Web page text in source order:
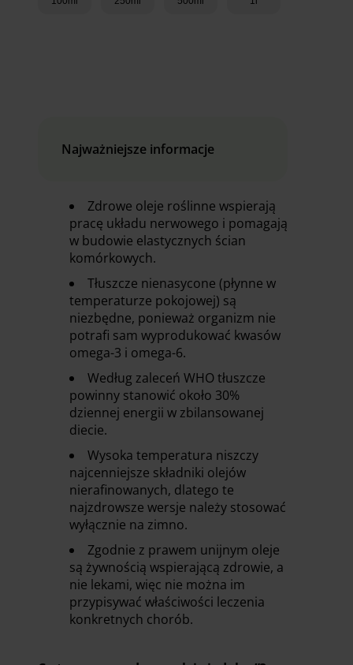
Najważniejsze informacje
Zdrowe oleje roślinne wspierają
pracę układu nerwowego i pomagają
w budowie elastycznych ścian
komórkowych.
Tłuszcze nienasycone (płynne w
temperaturze pokojowej) są
niezbędne, ponieważ organizm nie
potrafi sam wyprodukować kwasów
omega-3 i omega-6.
Według zaleceń WHO tłuszcze
powinny stanowić około 30%
dziennej energii w zbilansowanej
diecie.
Wysoka temperatura niszczy
najcenniejsze składniki olejów
nierafinowanych, dlatego te
najzdrowsze wersje należy stosować
wyłącznie na zimno.
Zgodnie z prawem unijnym oleje
są żywnością wspierającą zdrowie, a
nie lekami, więc nie można im
przypisywać właściwości leczenia
konkretnych chorób.